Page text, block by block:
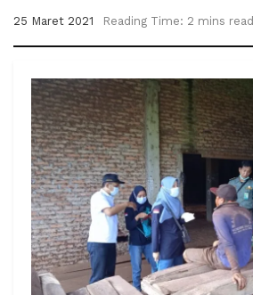
25 Maret 2021 Reading Time: 2 mins read